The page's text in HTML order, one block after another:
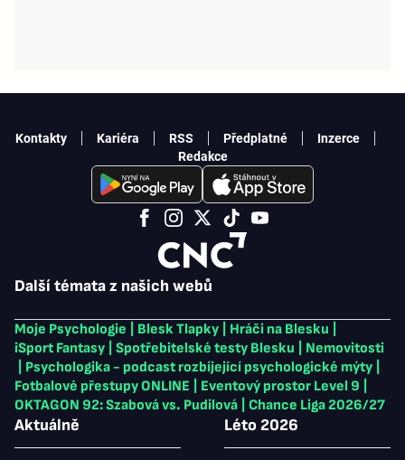
Další témata z našich webů
Moje Psychologie Blesk Tlapky Hráči na Blesku
iSport Fantasy
Spotřebitelské testy Blesku
Nemovitosti
Psychologika - podcast rozbíjející psychologické mýty
Fotbalové přestupy ONLINE
Eventový prostor Level 9
OKTAGON 92: Szabová vs. Pudilová
Chance Liga 2026/27
Aktuálně Léto 2026
Kontakty Kariéra RSS Předplatné
Inzerce
Redakce